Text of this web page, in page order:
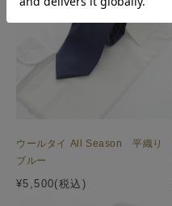
ウールタイ All Season 平織り
ブルー
¥5,500(税込)